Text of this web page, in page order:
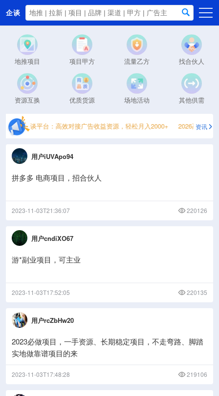
企谈
首页
商务资源
资讯动态
关于我们
地推项目 项目甲方 流量乙方 找合伙人
资源互换 优质货源 场地活动 其他供需
企谈平台：高效对接广告收益资源，轻松月入2000+ 2026高口碑手
资讯
用户iUVApo94
拼多多 电商项目，招合伙人
2023-11-03T21:36:07 220126
用户cndiXO67
游*副业项目，可主业
2023-11-03T17:52:05 220135
用户rcZbHw20
2023必做项目，一手资源、长期稳定项目，不走弯路、脚踏
实地做靠谱项目的来
2023-11-03T17:48:28 219106